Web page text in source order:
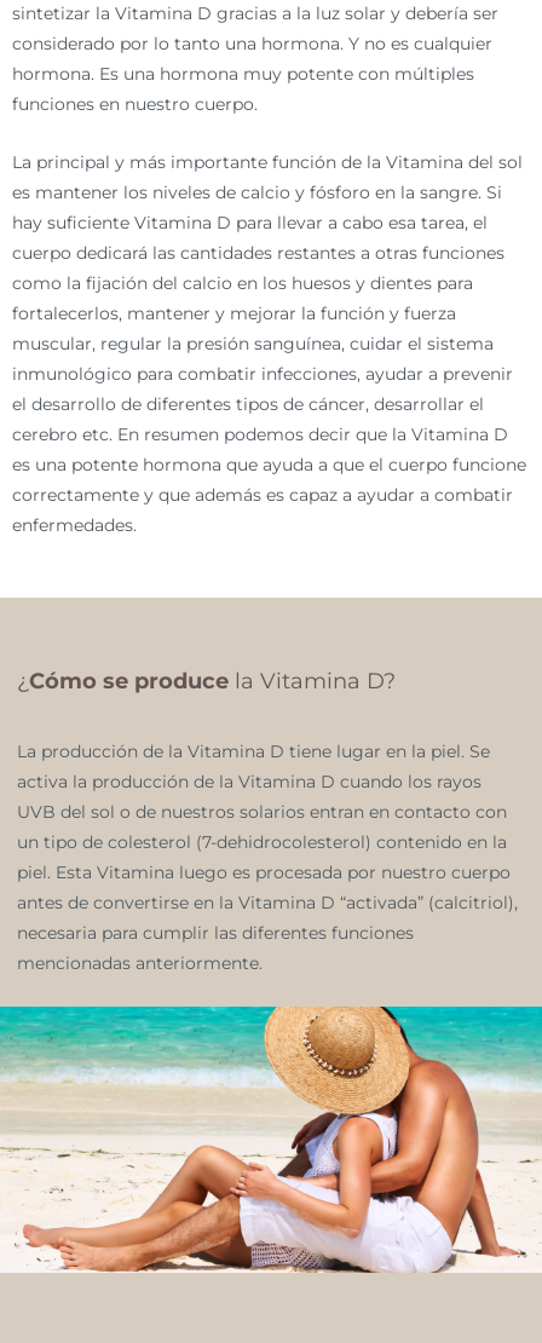
sintetizar la Vitamina D gracias a la luz solar y debería ser
considerado por lo tanto una hormona. Y no es cualquier
hormona. Es una hormona muy potente con múltiples
funciones en nuestro cuerpo.
La principal y más importante función de la Vitamina del sol
es mantener los niveles de calcio y fósforo en la sangre. Si
hay suficiente Vitamina D para llevar a cabo esa tarea, el
cuerpo dedicará las cantidades restantes a otras funciones
como la fijación del calcio en los huesos y dientes para
fortalecerlos, mantener y mejorar la función y fuerza
muscular, regular la presión sanguínea, cuidar el sistema
inmunológico para combatir infecciones, ayudar a prevenir
el desarrollo de diferentes tipos de cáncer, desarrollar el
cerebro etc. En resumen podemos decir que la Vitamina D
es una potente hormona que ayuda a que el cuerpo funcione
correctamente y que además es capaz a ayudar a combatir
enfermedades.
¿Cómo se produce la Vitamina D?
La producción de la Vitamina D tiene lugar en la piel. Se
activa la producción de la Vitamina D cuando los rayos
UVB del sol o de nuestros solarios entran en contacto con
un tipo de colesterol (7-dehidrocolesterol) contenido en la
piel. Esta Vitamina luego es procesada por nuestro cuerpo
antes de convertirse en la Vitamina D “activada” (calcitriol),
necesaria para cumplir las diferentes funciones
mencionadas anteriormente.